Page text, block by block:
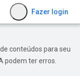
Fazer login
conteúdos para seu
podem ter erros.